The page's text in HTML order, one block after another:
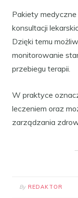
Pakiety
konsultacji
Dzięki temu
monitorowanie
przebiegu terapii.
W praktyce
leczeniem oraz
zarządzania
By REDAKTOR